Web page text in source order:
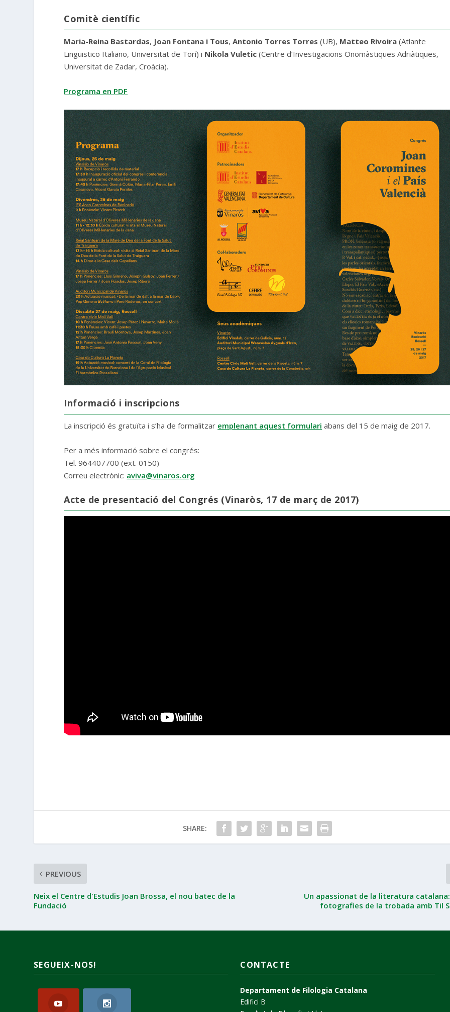
Comitè científic
Maria-Reina Bastardas, Joan Fontana i Tous,Antonio Torres Torres (UB), Matteo Rivoira (Atlante
Linguistico Italiano, Universitat de Torí) i Nikola Vuletic (Centre d’Investigacions Onomàstiques Adriàtiques,
Universitat de Zadar, Croàcia).
Programa en PDF
Informació i inscripcions
La inscripció és gratuïta i s’ha de formalitzar emplenant aquest formulari abans del 15 de maig de 2017.
Per a més informació sobre el congrés:
Tel. 964407700 (ext. 0150)
Correu electrònic: aviva@vinaros.org
Acte de presentació del Congrés (Vinaròs, 17 de març de 2017)
SHARE:
PREVIOUS
Neix el Centre d'Estudis Joan Brossa, el nou batec de la
Fundació
Un apassionat de la literatura
fotografies de la trobada amb Til
SEGUEIX-NOS! CONTACTE
Departament de Filologia Catalana
Edifici B